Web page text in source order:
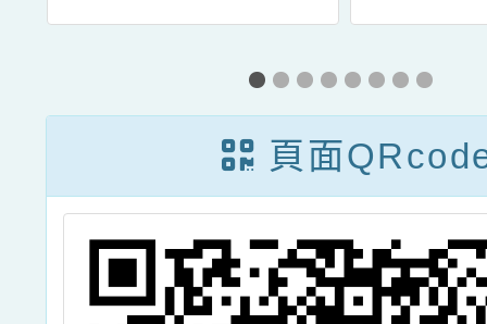
答題抽好禮問卷
活動」
古法
與重
地文
頁面